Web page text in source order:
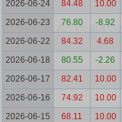
2026-06-24
84.48 10.00
2026-06-23
76.80 -8.92
2026-06-22
84.32 4.68
2026-06-18
80.55 -2.26
2026-06-17
82.41 10.00
2026-06-16
74.92 10.00
2026-06-15
68.11 10.00